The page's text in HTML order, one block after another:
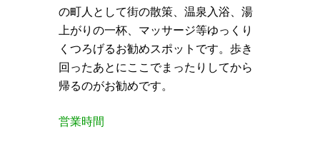
の町人として街の散策、温泉入浴、湯
上がりの一杯、マッサージ等ゆっくり
くつろげるお勧めスポットです。歩き
回ったあとにここでまったりしてから
帰るのがお勧めです。
営業時間